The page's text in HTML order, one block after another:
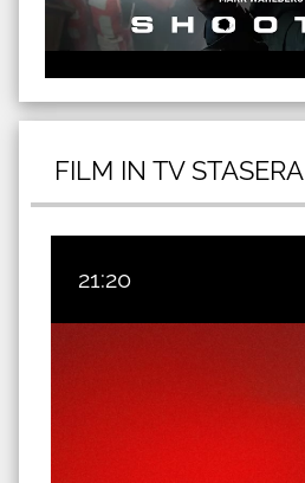
FILM IN TV STASERA
21:20